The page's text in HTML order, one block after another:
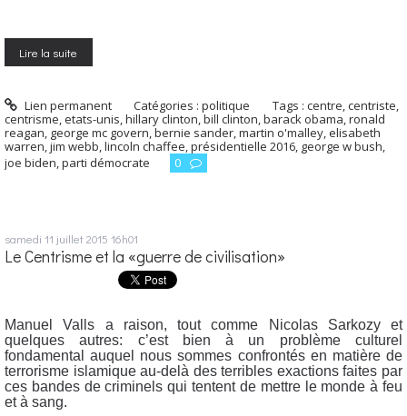
Lire la suite
Lien permanent Catégories :politique Tags :centre,centriste,
centrisme,etats-unis,hillary clinton,bill clinton,barack obama,ronald
reagan, george mc govern,bernie sander,martin o'malley,elisabeth
warren,jim webb,lincoln chaffee,présidentielle 2016, george w bush,
joe biden,parti démocrate 0
samedi 11 juillet 2015 16h01
Le Centrisme et la «guerre de civilisation»
Manuel Valls a raison, tout comme Nicolas Sarkozy et
quelques autres: c’est bien à un problème culturel
fondamental auquel nous sommes confrontés en matière de
terrorisme islamique au-delà des terribles exactions faites par
ces bandes de criminels qui tentent de mettre le monde à feu
et à sang.